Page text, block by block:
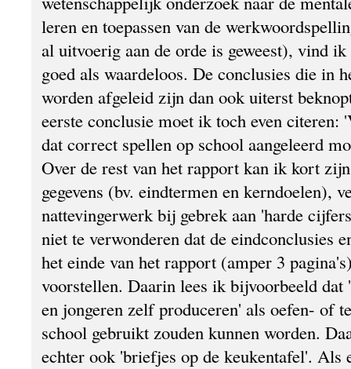
leren en toepassen van de
al uitvoerig aan de orde is geweest), vind
goed als waardeloos. De conclusies die in
worden afgeleid zijn dan ook uiterst
eerste conclusie moet ik toch even
dat correct spellen op school aangeleerd
Over de rest van het rapport kan ik kort
gegevens (bv. eindtermen en kerndoelen),
nattevingerwerk bij gebrek aan 'harde
niet te verwonderen dat de eindconclusies
het einde van het rapport (amper 3
voorstellen. Daarin lees ik bijvoorbeeld dat
en jongeren zelf produceren' als oefen- of
school gebruikt zouden kunnen worden.
echter ook 'briefjes op de keukentafel'. Als